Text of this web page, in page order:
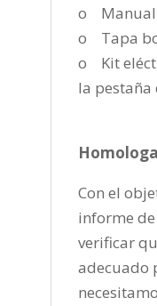
o Manual
o Tapa
o Kit
la pestaña
Con el
informe
verificar
adecuado